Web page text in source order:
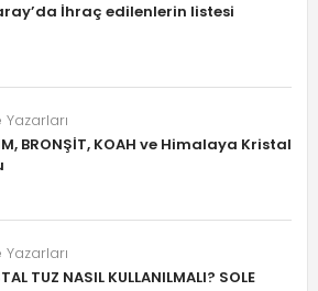
İhraç edilenlerin listesi
Yazarları
BRONŞİT, KOAH ve Himalaya Kristal
Yazarları
TUZ NASIL KULLANILMALI? SOLE